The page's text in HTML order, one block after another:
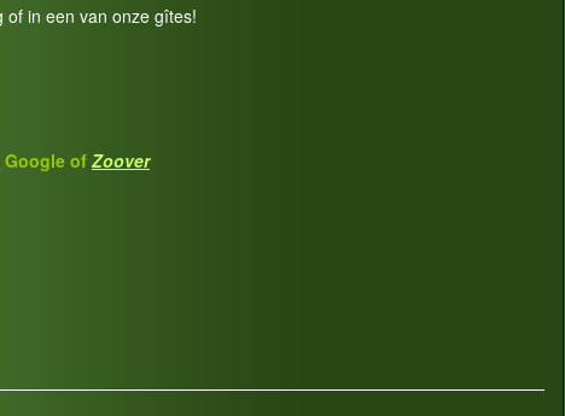
of in een van onze gîtes!
Google of Zoover